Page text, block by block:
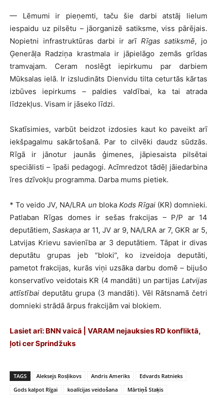
— Lēmumi ir pieņemti, taču šie darbi atstāj lielum
iespaidu uz pilsētu – jāorganizē satiksme, viss pārējais.
Nopietni infrastruktūras darbi ir arī Rīgas satiksmē, jo
Ģenerāļa Radziņa krastmala ir jāpielāgo zemās grīdas
tramvajam. Ceram noslēgt iepirkumu par darbiem
Mūksalas ielā. Ir izsludināts Dienvidu tilta ceturtās kārtas
izbūves iepirkums – paldies valdībai, ka tai atrada
līdzekļus. Visam ir jāseko līdzi.
Skatīsimies, varbūt beidzot izdosies kaut ko paveikt arī
iekšpagalmu sakārtošanā. Par to cilvēki daudz sūdzās.
Rīgā ir jānotur jaunās ģimenes, jāpiesaista pilsētai
speciālisti – īpaši pedagogi. Acīmredzot tādēļ jāiedarbina
īres dzīvokļu programma. Darba mums pietiek.
* To veido JV, NA/LRA un bloka Kods Rīgai (KR) domnieki.
Patlaban Rīgas domes ir sešas frakcijas – P/P ar 14
deputātiem,Saskaņa ar 11, JV ar 9, NA/LRA ar 7, GKR ar 5,
Latvijas Krievu savienība ar 3 deputātiem. Tāpat ir divas
deputātu grupas jeb “bloki”, ko izveidoja deputāti,
pametot frakcijas, kurās viņi uzsāka darbu domē – bijušo
konservatīvo veidotais KR (4 mandāti) un partijas Latvijas
attīstībai deputātu grupa (3 mandāti). Vēl Rātsnamā četri
domnieki strādā ārpus frakcijām vai blokiem.
Lasiet arī: BNN vaicā | VARAM nejauksies RD konfliktā,
ļoti cer Sprindžuks
TAGS Aleksejs Rosļikovs Andris Ameriks
Edvards Ratnieks
Gods kalpot Rīgai
koalīcijas veidošana
Mārtiņš Staķis